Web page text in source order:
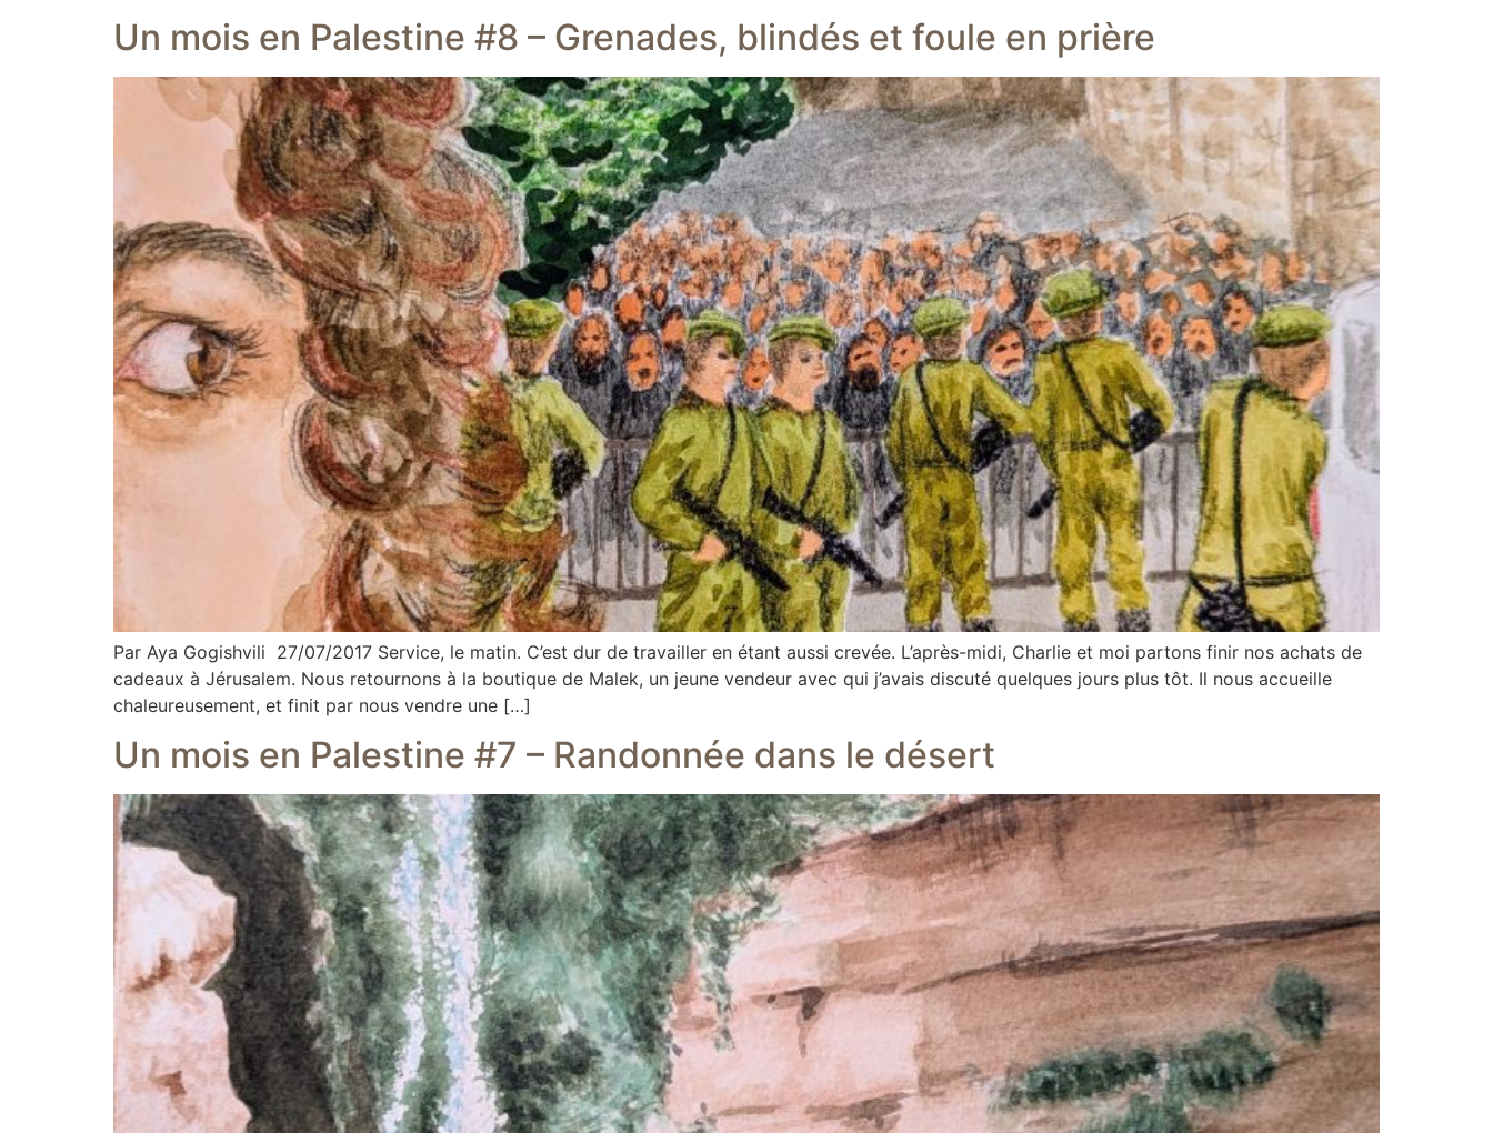
Un mois en Palestine #8 – Grenades, blindés et foule en prière
Par Aya Gogishvili 27/07/2017 Service, le matin. C’est dur de travailler en étant aussi crevée. L’après-midi, Charlie et moi partons finir nos achats de
cadeaux à Jérusalem. Nous retournons à la boutique de Malek, un jeune vendeur avec qui j’avais discuté quelques jours plus tôt. Il nous accueille
chaleureusement, et finit par nous vendre une […]
Un mois en Palestine #7 – Randonnée dans le désert